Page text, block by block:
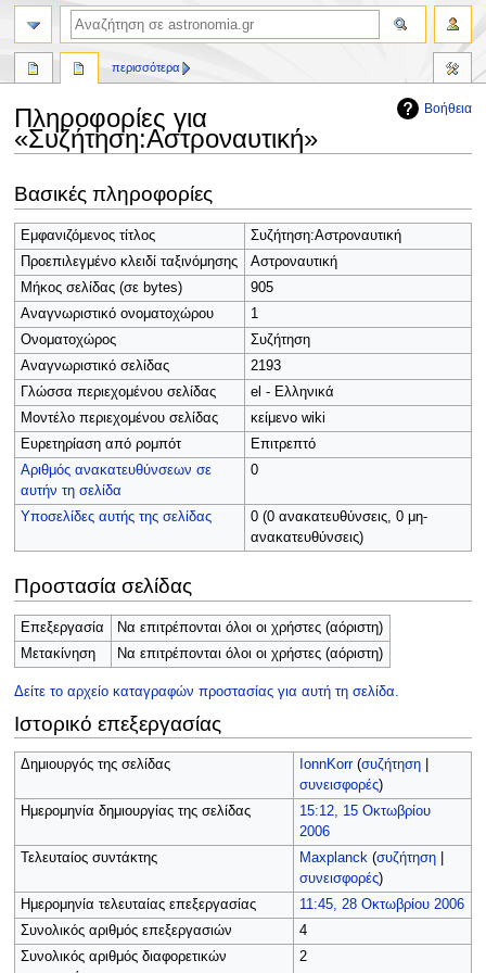
Βοήθεια
Πληροφορίες για
«Συζήτηση:Αστροναυτική»
στην
πλοήγηση
στην
αναζήτηση
Βασικές πληροφορίες
Εμφανιζόμενος τίτλος
Συζήτηση:Αστροναυτική
Προεπιλεγμένο κλειδί ταξινόμησης
Αστροναυτική
Μήκος σελίδας (σε bytes)
905
Αναγνωριστικό ονοματοχώρου
1
Ονοματοχώρος
Συζήτηση
Αναγνωριστικό σελίδας
2193
Γλώσσα περιεχομένου σελίδας
el - Ελληνικά
Μοντέλο περιεχομένου σελίδας
κείμενο wiki
Ευρετηρίαση από ρομπότ
Επιτρεπτό
Αριθμός ανακατευθύνσεων σε
αυτήν τη σελίδα
0
Υποσελίδες αυτής της σελίδας
0 (0 ανακατευθύνσεις, 0 μη-
ανακατευθύνσεις)
Προστασία σελίδας
Επεξεργασία
Να επιτρέπονται όλοι οι χρήστες (αόριστη)
Μετακίνηση
Να επιτρέπονται όλοι οι χρήστες (αόριστη)
Δείτε το αρχείο καταγραφών προστασίας για αυτή τη σελίδα.
Ιστορικό επεξεργασίας
Δημιουργός της σελίδας IonnKorr (συζήτηση|
συνεισφορές)
Ημερομηνία δημιουργίας της σελίδας
15:12, 15 Οκτωβρίου
2006
Τελευταίος συντάκτης
Maxplanck (συζήτηση|
συνεισφορές)
Ημερομηνία τελευταίας επεξεργασίας
11:45, 28 Οκτωβρίου 2006
Συνολικός αριθμός επεξεργασιών
4
Συνολικός αριθμός διαφορετικών
2
περισσότερα
αναζήτηση